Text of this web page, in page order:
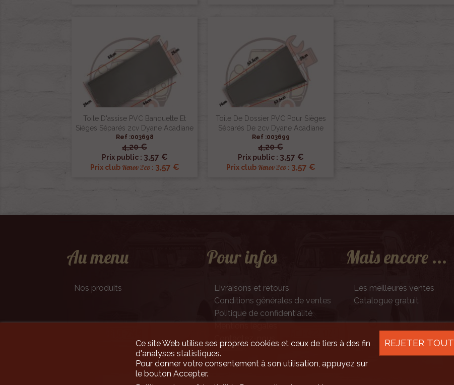
Toile D'assise PVC Banquette Et
Sièges Séparés 2cv Dyane Acadiane
Ref :003698
4,20 €
Prix public : 3,57 €
Prix club Renov 2cv: 3,57 €
 Aperçu rapide
Toile De Dossier PVC Pour Sièges
Séparés De 2cv Dyane Acadiane
Ref :003699
4,20 €
Prix public : 3,57 €
Prix club Renov 2cv: 3,57 €
 Aperçu rapide
Au menu
Nos produits
Pour infos
Livraisons et retours
Conditions générales de ventes
Politique de confidentialité
Contactez-nous
Mais encore ...
Les meilleures ventes
Catalogue gratuit
Ce site Web utilise ses propres cookies et ceux de tiers à des fin
d'analyses statistiques.
Pour donner votre consentement à son utilisation, appuyez sur
le bouton Accepter.
REJETER TOUT